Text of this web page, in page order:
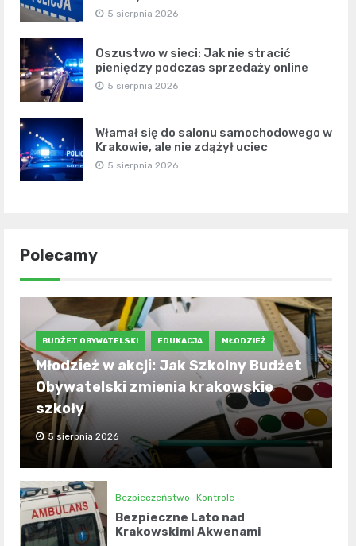
5 sierpnia 2026
Oszustwo w sieci: Jak nie stracić
pieniędzy podczas sprzedaży online
5 sierpnia 2026
Włamał się do salonu samochodowego w
Krakowie, ale nie zdążył uciec
5 sierpnia 2026
Polecamy
BUDŻET OBYWATELSKI EDUKACJA MŁODZIEŻ
Młodzież w akcji: Jak Szkolny Budżet
Obywatelski zmienia krakowskie
szkoły
5 sierpnia 2026
Bezpieczeństwo Kontrole
Bezpieczne Lato nad
Krakowskimi Akwenami